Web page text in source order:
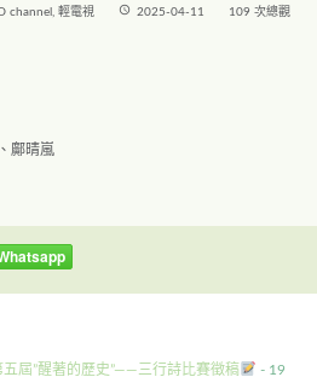
channel , 輕電視 access_time 2025-04-11
109 次總觀
鄺晴嵐
五屆”醒著的歷史”——三行詩比賽徵稿
- 19